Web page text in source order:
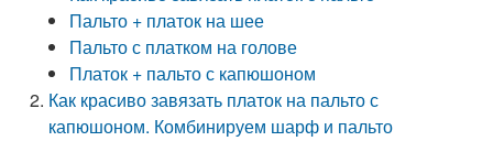
Пальто + платок на шее
Пальто с платком на голове
Платок + пальто с капюшоном
Как красиво завязать платок на пальто с
капюшоном. Комбинируем шарф и пальто